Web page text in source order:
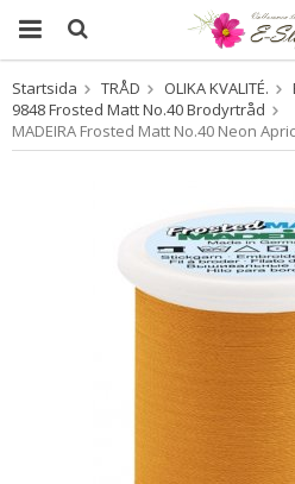
Produkten har blivit
Startsida TRÅD OLIKA KVALITÉ.
9848 Frosted Matt No.40 Brodyrtråd
MADEIRA Frosted Matt No.40 Neon